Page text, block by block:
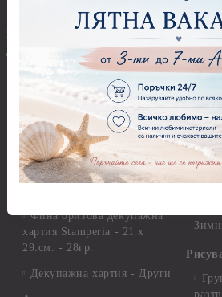
Приложни техники и
Декупаж
Декупажна хартия
Оризова декупажна
хартия А4 - Alchemy of Art -
25-30 гр.
Оризова декупажна хартия
А4 - Itd. Collection - 25-30
Фина оризова декупажна
хартия Stamperia - 21 х
29.см. - 28гр.
Декупажна хартия - Други
звезди
и